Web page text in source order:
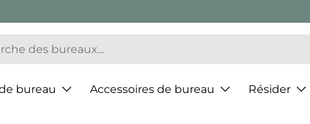
bureau Accessoires de bureau Résider